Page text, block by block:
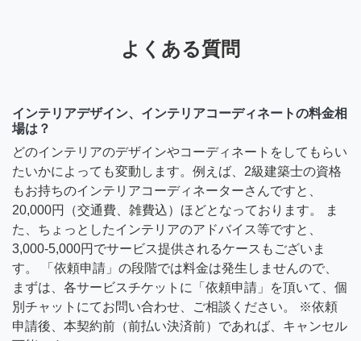
よくある質問
インテリアデザイン、インテリアコーディネートの料金相
場は？
どのインテリアのデザインやコーディネートをしてもらい
たいかによっても変動します。例えば、2級建築士の資格
もお持ちのインテリアコーディネーターさんですと、
20,000円（交通費、雑費込）ほどとなっております。 ま
た、ちょっとしたインテリアのアドバイス等ですと、
3,000-5,000円でサービス提供されるケースもございま
す。 「依頼申請」の段階では料金は発生しませんので、
まずは、各サービスチケットに「依頼申請」を頂いて、個
別チャットにてお問い合わせ、ご相談ください。 ※依頼
申請後、本契約前（前払い決済前）であれば、キャンセル